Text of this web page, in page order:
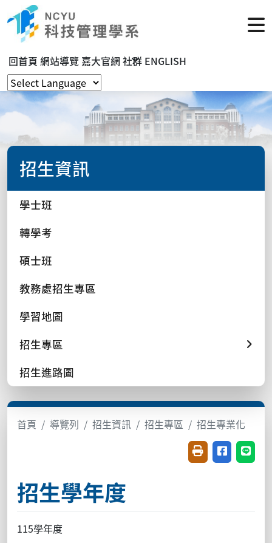
回首頁 網站導覽 嘉大官網 社群 ENGLISH
招生資訊
學士班
轉學考
碩士班
教務處招生專區
學習地圖
招生專區
招生進路圖
首頁 導覽列 招生資訊 招生專區 招生專業化
友善列印(開新視
分享至臉書
分享
招生學年度
115學年度